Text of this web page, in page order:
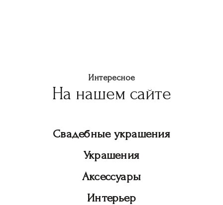
Интересное
На нашем сайте
Свадебные украшения
Украшения
Аксессуары
Интерьер